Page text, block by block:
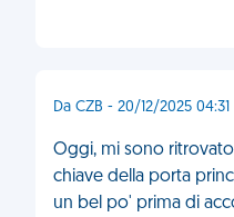
Da CZB - 20/12/2025 04:31
Oggi, mi sono
chiave della porta
un bel po' prima di